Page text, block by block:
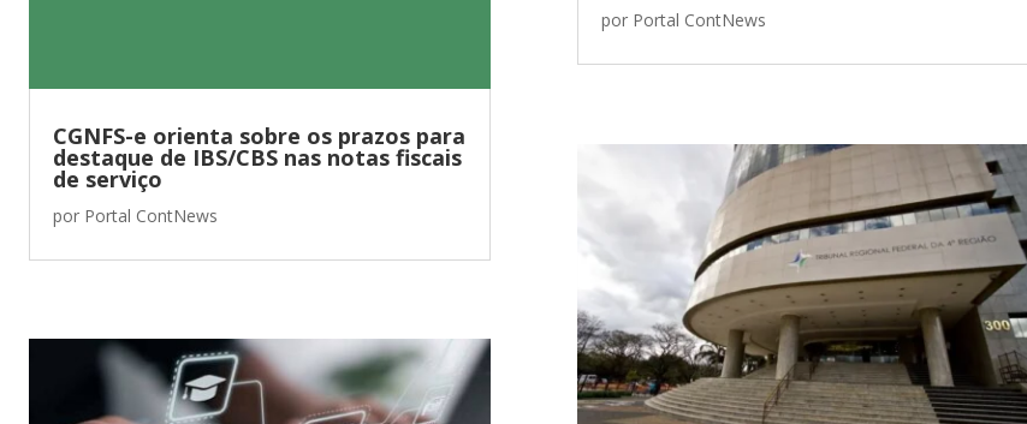
CGNFS-e orienta sobre os prazos para
destaque de IBS/CBS nas notas fiscais
de serviço
por Portal ContNews
por Portal ContNews